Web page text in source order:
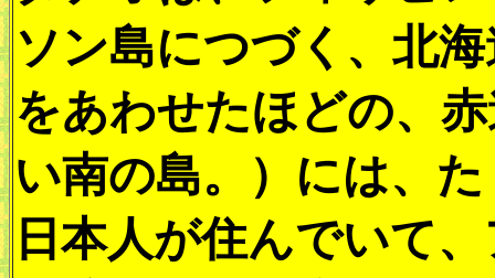
ソン島につづく、北
をあわせたほどの、
い南の島。）には、
日本人が住んでいて